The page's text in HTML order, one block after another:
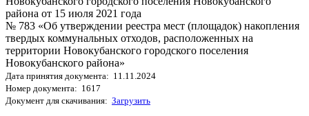
района от 15 июля 2021 года
№ 783 «Об утверждении реестра мест (площадок) накопления
твердых коммунальных отходов, расположенных на
территории Новокубанского городского поселения
Новокубанского района»
Дата принятия документа: 11.11.2024
Номер документа: 1617
Документ для скачивания: Загрузить